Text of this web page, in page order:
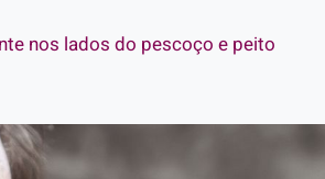
nos lados do pescoço e peito